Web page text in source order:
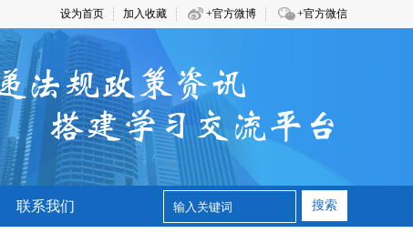
+官方微信
+官方微博
加入收藏
设为首页
联系我们 搜索